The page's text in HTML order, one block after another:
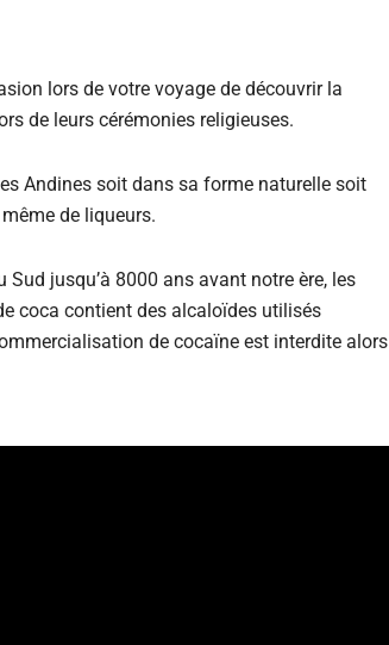
lors de votre voyage de découvrir la
de leurs cérémonies religieuses.
Andines soit dans sa forme naturelle soit
de liqueurs.
Sud jusqu’à 8000 ans avant notre ère, les
coca contient des alcaloïdes utilisés
de cocaïne est interdite alors